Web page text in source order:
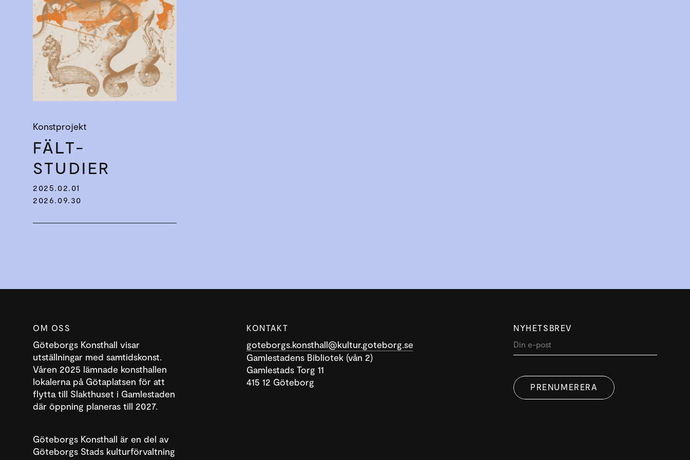
Konstprojekt
FÄLT­
STUDIER
2025.02.01
2026.09.30
OM OSS
Göteborgs Konsthall visar
utställningar med samtidskonst.
Våren 2025 lämnade konsthallen
lokalerna på Götaplatsen för att
flytta till Slakthuset i Gamlestaden
där öppning planeras till 2027.
Göteborgs Konsthall är en del av
Göteborgs Stads kulturförvaltning
KONTAKT
goteborgs.konsthall@kultur.goteborg.se
Gamlestadens Bibliotek (vån 2)
Gamlestads Torg 11
415 12 Göteborg
NYHETSBREV
PRENUMERERA